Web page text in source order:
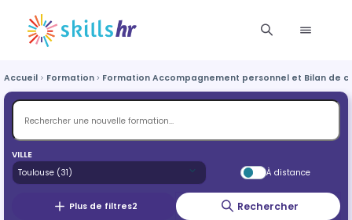
Accueil Formation Formation Accompagnement personnel et Bilan de
VILLE
À distance
Plus de filtres2 Rechercher